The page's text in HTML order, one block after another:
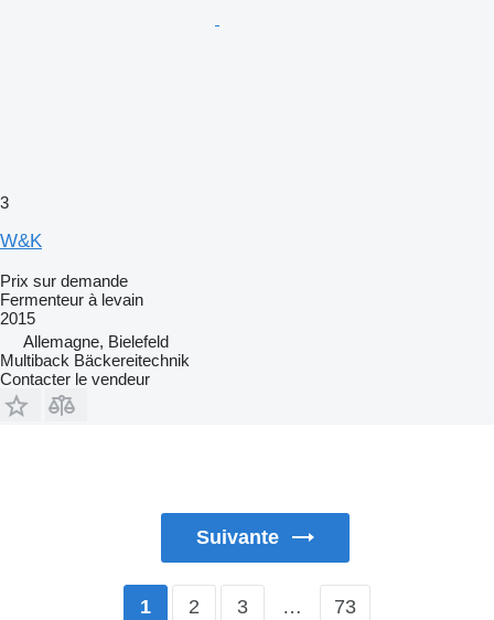
3
W&K
Prix sur demande
Fermenteur à levain
2015
Allemagne, Bielefeld
Multiback Bäckereitechnik
Contacter le vendeur
Suivante
1 2 3 … 73